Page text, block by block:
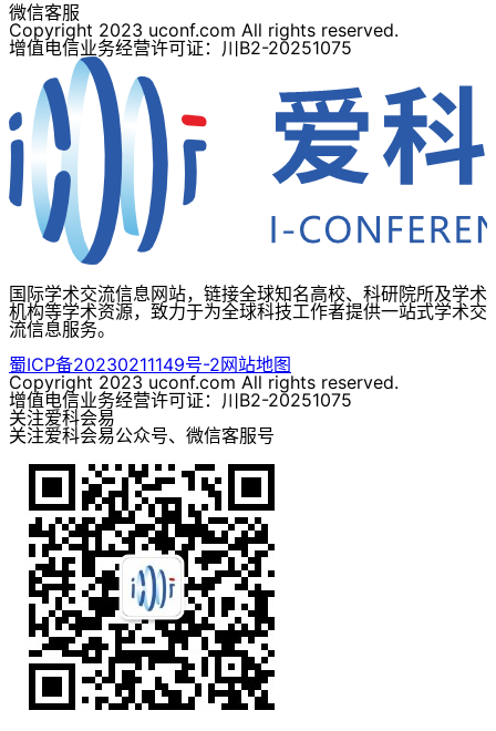
微信客服
Copyright 2023 uconf.com All rights reserved.
增值电信业务经营许可证：川B2-20251075
国际学术交流信息网站，链接全球知名高校、科研院所及学术
机构等学术资源，致力于为全球科技工作者提供一站式学术交
流信息服务。
蜀ICP备20230211149号-2网站地图
Copyright 2023 uconf.com All rights reserved.
增值电信业务经营许可证：川B2-20251075
关注爱科会易
关注爱科会易公众号、微信客服号